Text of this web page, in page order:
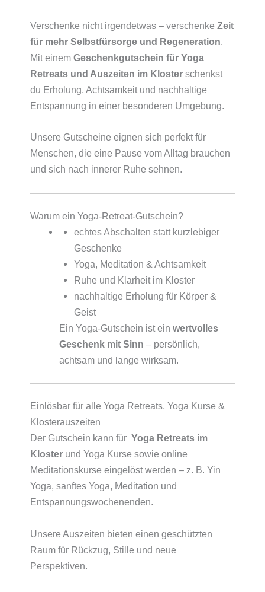
Verschenke nicht irgendetwas – verschenke Zeit
für mehr Selbstfürsorge und Regeneration.
Mit einem Geschenkgutschein für Yoga
Retreats und Auszeiten im Kloster schenkst
du Erholung, Achtsamkeit und nachhaltige
Entspannung in einer besonderen Umgebung.
Unsere Gutscheine eignen sich perfekt für
Menschen, die eine Pause vom Alltag brauchen
und sich nach innerer Ruhe sehnen.
Warum ein Yoga-Retreat-Gutschein?
echtes Abschalten statt kurzlebiger
Geschenke
Yoga, Meditation & Achtsamkeit
Ruhe und Klarheit im Kloster
nachhaltige Erholung für Körper &
Geist
Ein Yoga-Gutschein ist einwertvolles
Geschenk mit Sinn – persönlich,
achtsam und lange wirksam.
Einlösbar für alle Yoga Retreats, Yoga Kurse &
Klosterauszeiten
Der Gutschein kann für Yoga Retreats im
Kloster und Yoga Kurse sowie online
Meditationskurse eingelöst werden – z. B. Yin
Yoga, sanftes Yoga, Meditation und
Entspannungswochenenden.
Unsere Auszeiten bieten einen geschützten
Raum für Rückzug, Stille und neue
Perspektiven.